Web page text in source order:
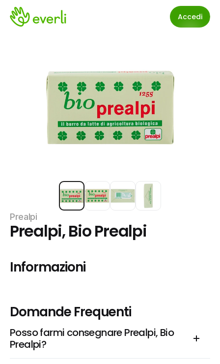
Accedi
Prealpi
Prealpi, Bio Prealpi
Informazioni
Domande Frequenti
Posso farmi consegnare Prealpi, Bio
Prealpi?